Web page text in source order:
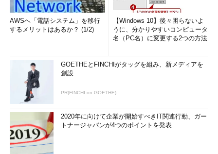
AWSへ「電話システム」を移行
するメリットはあるか？ (1/2)
【Windows 10】後々困らないよ
うに、分かりやすいコンピュータ
名（PC名）に変更する2つの方法
GOETHEとFINCHIがタッグを組み、新メディアを
創設
PR(FINCHI on GOETHE)
2020年に向けて企業が開始すべきIT関連行動、ガー
トナージャパンが4つのポイントを発表